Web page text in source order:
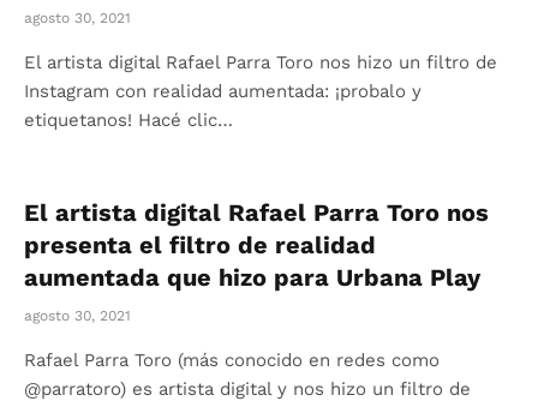
agosto 30, 2021
El artista digital Rafael Parra Toro nos hizo un filtro de
Instagram con realidad aumentada: ¡probalo y
etiquetanos! Hacé clic…
El artista digital Rafael Parra Toro nos
presenta el filtro de realidad
aumentada que hizo para Urbana Play
agosto 30, 2021
Rafael Parra Toro (más conocido en redes como
@parratoro) es artista digital y nos hizo un filtro de